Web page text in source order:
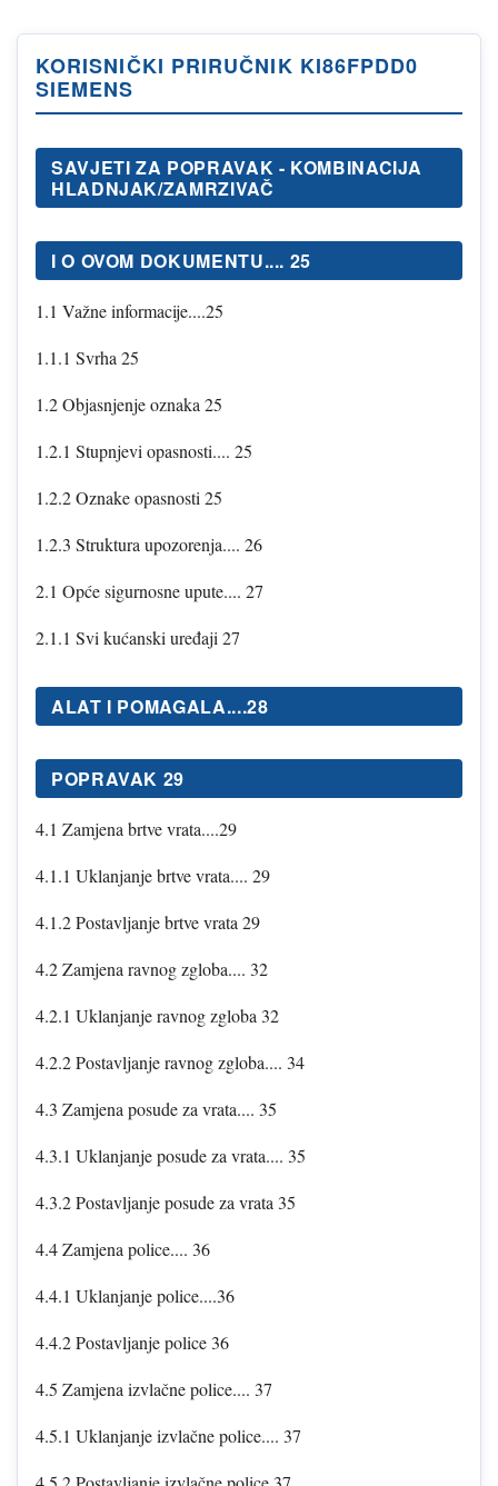
KORISNIČKI PRIRUČNIK KI86FPDD0
SIEMENS
SAVJETI ZA POPRAVAK - KOMBINACIJA
HLADNJAK/ZAMRZIVAČ
I O OVOM DOKUMENTU.... 25
1.1 Važne informacije....25
1.1.1 Svrha 25
1.2 Objasnjenje oznaka 25
1.2.1 Stupnjevi opasnosti.... 25
1.2.2 Oznake opasnosti 25
1.2.3 Struktura upozorenja.... 26
2.1 Opće sigurnosne upute.... 27
2.1.1 Svi kućanski uređaji 27
ALAT I POMAGALA....28
POPRAVAK 29
4.1 Zamjena brtve vrata....29
4.1.1 Uklanjanje brtve vrata.... 29
4.1.2 Postavljanje brtve vrata 29
4.2 Zamjena ravnog zgloba.... 32
4.2.1 Uklanjanje ravnog zgloba 32
4.2.2 Postavljanje ravnog zgloba.... 34
4.3 Zamjena posude za vrata.... 35
4.3.1 Uklanjanje posude za vrata.... 35
4.3.2 Postavljanje posude za vrata 35
4.4 Zamjena police.... 36
4.4.1 Uklanjanje police....36
4.4.2 Postavljanje police 36
4.5 Zamjena izvlačne police.... 37
4.5.1 Uklanjanje izvlačne police.... 37